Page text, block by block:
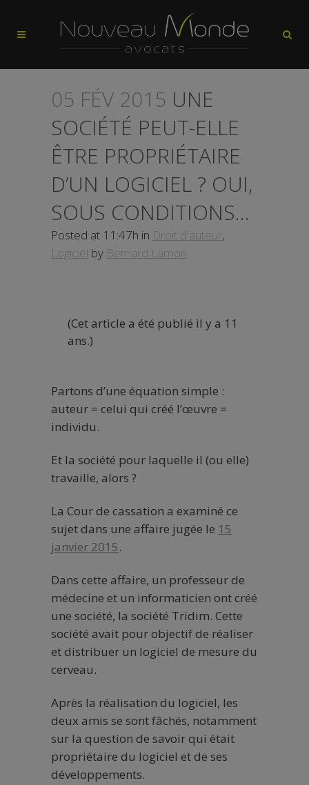
05 FÉV 2015 UNE
SOCIÉTÉ PEUT-ELLE
ÊTRE PROPRIÉTAIRE
D’UN LOGICIEL ? OUI,
SOUS CONDITIONS…
Posted at 11:47h in Droit d'auteur,
Logiciel by Bernard Lamon
(Cet article a été publié il y a 11
ans.)
Partons d’une équation simple :
auteur = celui qui créé l’œuvre =
individu.
Et la société pour laquelle il (ou elle)
travaille, alors ?
La Cour de cassation a examiné ce
sujet dans une affaire jugée le 15
janvier 2015.
Dans cette affaire, un professeur de
médecine et un informaticien ont créé
une société, la société Tridim. Cette
société avait pour objectif de réaliser
et distribuer un logiciel de mesure du
cerveau.
Après la réalisation du logiciel, les
deux amis se sont fâchés, notamment
sur la question de savoir qui était
propriétaire du logiciel et de ses
développements.